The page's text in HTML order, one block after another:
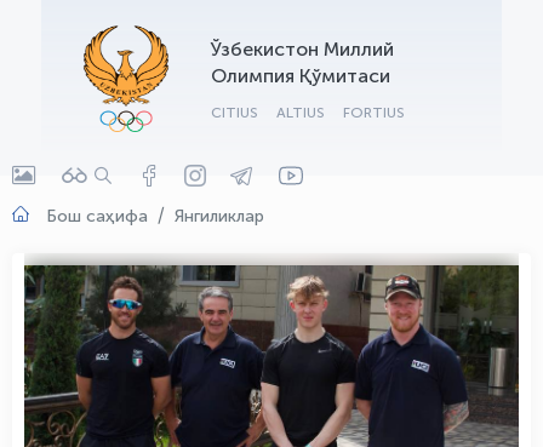
Ўзбекистон Миллий
Олимпия Қўмитаси
CITIUS ALTIUS FORTIUS
Бош саҳифа Янгиликлар
OLYMPCHIK AI - yordamchi
Онлайн · olympic.uz